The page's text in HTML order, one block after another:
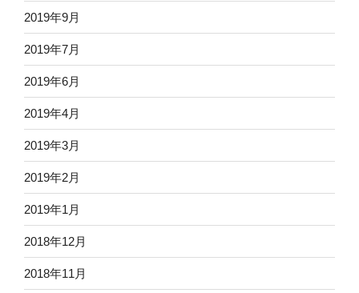
2019年9月
2019年7月
2019年6月
2019年4月
2019年3月
2019年2月
2019年1月
2018年12月
2018年11月